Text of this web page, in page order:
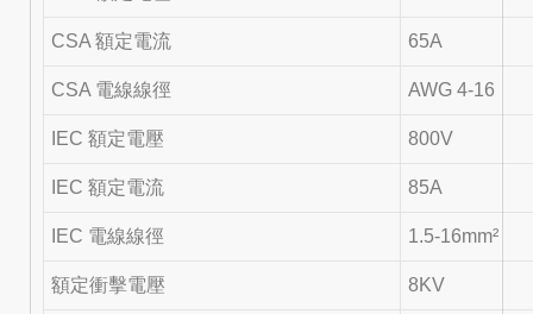
CSA 額定電流 65A
CSA 電線線徑 AWG 4-16
IEC 額定電壓 800V
IEC 額定電流 85A
IEC 電線線徑 1.5-16mm²
額定衝擊電壓 8KV